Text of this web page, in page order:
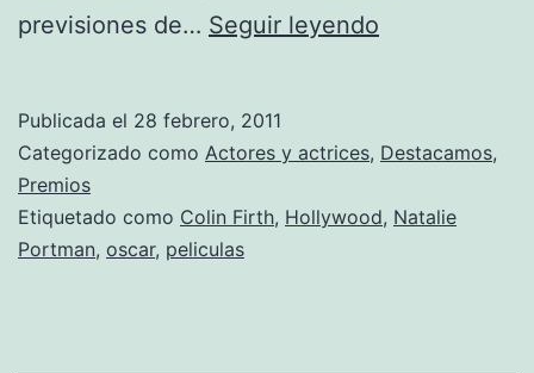
previsiones de… Seguir leyendo
Publicada el 28 febrero, 2011
Categorizado como Actores y actrices, Destacamos,
Premios
Etiquetado como Colin Firth, Hollywood, Natalie
Portman, oscar, peliculas